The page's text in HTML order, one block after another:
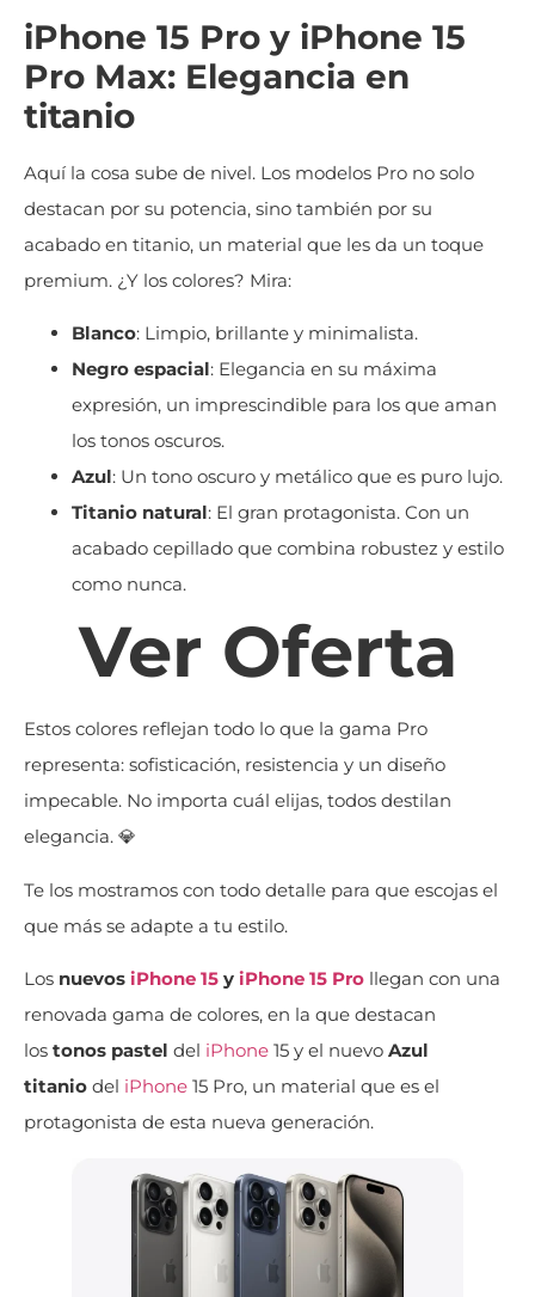
iPhone 15 Pro y iPhone 15
Pro Max: Elegancia en
titanio
Aquí la cosa sube de nivel. Los modelos Pro no solo
destacan por su potencia, sino también por su
acabado en titanio, un material que les da un toque
premium. ¿Y los colores? Mira:
Blanco: Limpio, brillante y minimalista.
Negro espacial: Elegancia en su máxima
expresión, un imprescindible para los que aman
los tonos oscuros.
Azul: Un tono oscuro y metálico que es puro lujo.
Titanio natural: El gran protagonista. Con un
acabado cepillado que combina robustez y estilo
como nunca.
Ver Oferta
Estos colores reflejan todo lo que la gama Pro
representa: sofisticación, resistencia y un diseño
impecable. No importa cuál elijas, todos destilan
elegancia. 💎
Te los mostramos con todo detalle para que escojas el
que más se adapte a tu estilo.
Los nuevos iPhone 15 y iPhone 15 Pro llegan con una
renovada gama de colores, en la que destacan
los tonos pastel del iPhone 15 y el nuevo Azul
titanio del iPhone 15 Pro, un material que es el
protagonista de esta nueva generación.